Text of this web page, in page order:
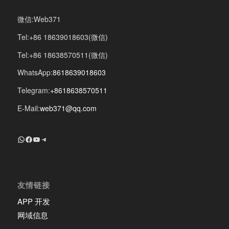
微信:Web371
Tel:+86 18639018603(微信)
Tel:+86 18638570511(微信)
WhatsApp:8618639018603
Telegram:+8618638570511
E-Mail:web371@qq.com
+8618639018603
Facebook
YouTube
Telegram
友情链接
APP 开发
网域信息